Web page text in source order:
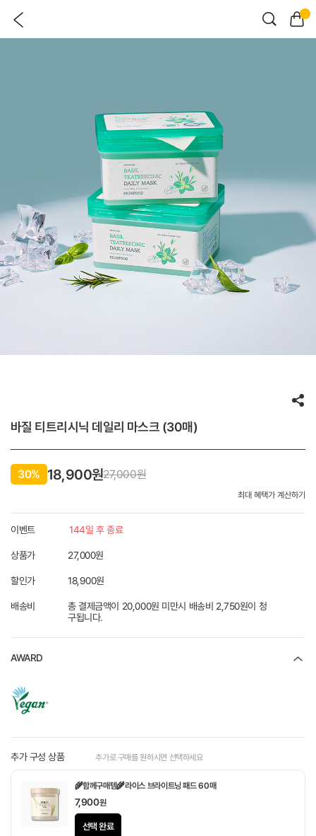
바질 티트리시닉 데일리 마스크 (30매)
최대 혜택가 계산하기
30% 18,900원27,000원
이벤트 144일 후 종료
상품가 27,000원
할인가 18,900원
배송비
총 결제금액이 20,000원 미만시 배송비 2,750원이 청
구됩니다.
AWARD
추가 구성 상품 추가로 구매를 원하시면 선택하세요
🌾함께구매템🌾라이스 브라이트닝 패드 60매
7,900원
선택 완료